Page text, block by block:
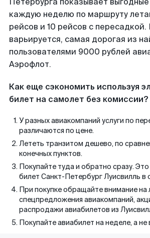
каждую неделю по маршруту
рейсов и 10 рейсов с пересадкой.
варьируется, самая дорогая из
пользователями 9000 рублей
Аэрофлот.
Как еще сэкономить используя
билет на самолет без комиссии?
У разных авиакомпаний услуги по
различаются по цене.
Лететь транзитом дешево, по
конечных пунктов.
Покупайте туда и обратно сразу.
билет Санкт-Петербург Луисвилль в
При покупке обращайте внимание на
спецпредложения авиакомпаний,
распродажи авиабилетов из
Покупайте авиабилет на неделе, а